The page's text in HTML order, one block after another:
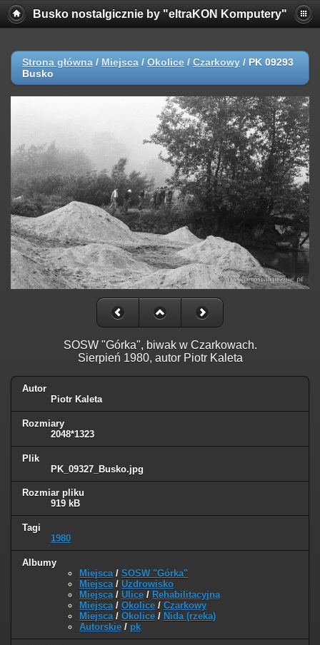
Busko nostalgicznie by "eltraKON Komputery"
Strona główna / Miejsca / Okolice / Czarkowy / PK 09293
Busko
SOSW "Górka", biwak w Czarkowach.
Sierpień 1980, autor Piotr Kaleta
Autor
Piotr Kaleta
Rozmiary
2048*1323
Plik
PK_09327_Busko.jpg
Rozmiar pliku
919 kB
Tagi
1980
Albumy
Miejsca/ SOSW "Górka"
Miejsca/ Uzdrowisko
Miejsca/ Ulice / Rehabilitacyjna
Miejsca/ Okolice / Czarkowy
Miejsca/ Okolice / Nida (rzeka)
Autorskie / pk